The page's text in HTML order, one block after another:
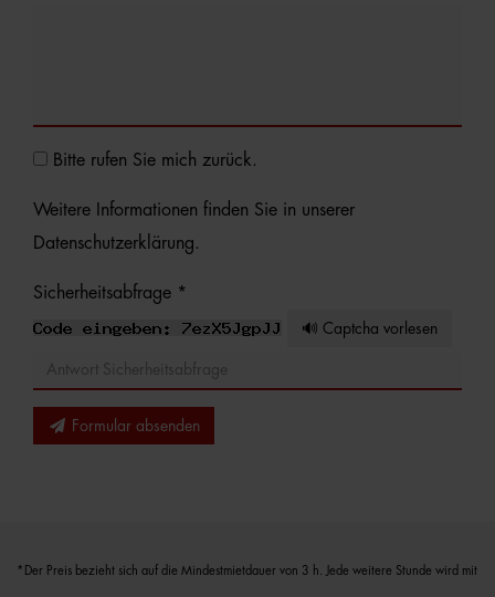
Bitte rufen Sie mich zurück.
Weitere Informationen finden Sie in unserer
Datenschutzerklärung.
Sicherheitsabfrage *
🔊 Captcha vorlesen
Formular absenden
*Der Preis bezieht sich auf die Mindestmietdauer von 3 h. Jede weitere Stunde wird mit